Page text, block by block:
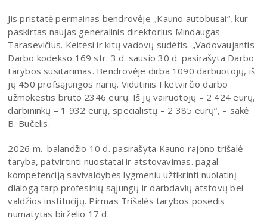
Jis pristatė permainas bendrovėje „Kauno autobusai“, kur
paskirtas naujas generalinis direktorius Mindaugas
Tarasevičius. Keitėsi ir kitų vadovų sudėtis. „Vadovaujantis
Darbo kodekso 169 str. 3 d. sausio 30 d. pasirašyta Darbo
tarybos susitarimas. Bendrovėje dirba 1090 darbuotojų, iš
jų 450 profsąjungos narių. Vidutinis I ketvirčio darbo
užmokestis bruto 2346 eurų. Iš jų vairuotojų – 2 424 eurų,
darbininkų – 1 932 eurų, specialistų – 2 385 eurų“, – sakė
B. Bučelis.
2026 m. balandžio 10 d. pasirašyta Kauno rajono trišalė
taryba, patvirtinti nuostatai ir atstovavimas. pagal
kompetenciją savivaldybės lygmeniu užtikrinti nuolatinį
dialogą tarp profesinių sąjungų ir darbdavių atstovų bei
valdžios institucijų. Pirmas Trišalės tarybos posėdis
numatytas birželio 17 d.